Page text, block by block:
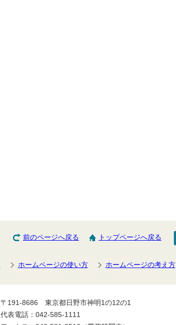
前のページへ戻る トップページへ戻る
ホームページの使い方 ホームページの考え方
〒191-8686 東京都日野市神明1の12の1
代表電話：042-585-1111